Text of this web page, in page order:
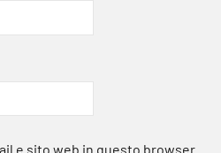
e sito web in questo browser